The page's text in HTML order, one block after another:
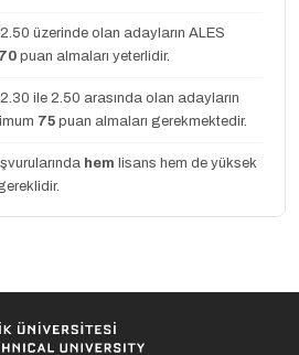
üzerinde olan adayların ALES
70 puan almaları yeterlidir.
ile 2.50 arasında olan adayların
75 puan almaları gerekmektedir.
hem lisans hem de yüksek